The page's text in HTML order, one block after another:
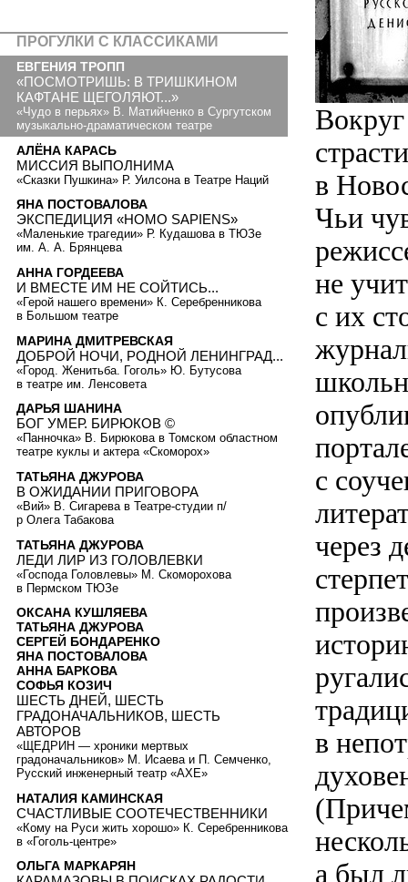
в
Чьи
не
с их
с
через
в
а был
ПРОГУЛКИ С КЛАССИКАМИ
ЕВГЕНИЯ ТРОПП
«ПОСМОТРИШЬ: В ТРИШКИНОМ
КАФТАНЕ ЩЕГОЛЯЮТ...»
«Чудо в перьях» В. Матийченко в Сургутском
музыкально-драматическом театре
АЛЁНА КАРАСЬ
МИССИЯ ВЫПОЛНИМА
«Сказки Пушкина» Р. Уилсона в Театре Наций
ЯНА ПОСТОВАЛОВА
ЭКСПЕДИЦИЯ «HOMO SAPIENS»
«Маленькие трагедии» Р. Кудашова в ТЮЗе
им. А. А. Брянцева
АННА ГОРДЕЕВА
И ВМЕСТЕ ИМ НЕ СОЙТИСЬ...
«Герой нашего времени» К. Серебренникова
в Большом театре
МАРИНА ДМИТРЕВСКАЯ
ДОБРОЙ НОЧИ, РОДНОЙ ЛЕНИНГРАД...
«Город. Женитьба. Гоголь» Ю. Бутусова
в театре им. Ленсовета
ДАРЬЯ ШАНИНА
БОГ УМЕР. БИРЮКОВ ©
«Панночка» В. Бирюкова в Томском областном
театре куклы и актера «Скоморох»
ТАТЬЯНА ДЖУРОВА
В ОЖИДАНИИ ПРИГОВОРА
«Вий» В. Сигарева в Театре-студии п/
р Олега Табакова
ТАТЬЯНА ДЖУРОВА
ЛЕДИ ЛИР ИЗ ГОЛОВЛЕВКИ
«Господа Головлевы» М. Скоморохова
в Пермском ТЮЗе
ОКСАНА КУШЛЯЕВА
ТАТЬЯНА ДЖУРОВА
СЕРГЕЙ БОНДАРЕНКО
ЯНА ПОСТОВАЛОВА
АННА БАРКОВА
СОФЬЯ КОЗИЧ
ШЕСТЬ ДНЕЙ, ШЕСТЬ
ГРАДОНАЧАЛЬНИКОВ, ШЕСТЬ
АВТОРОВ
«ЩЕДРИН — хроники мертвых
градоначальников» М. Исаева и П. Семченко,
Русский инженерный театр «АХЕ»
НАТАЛИЯ КАМИНСКАЯ
СЧАСТЛИВЫЕ СООТЕЧЕСТВЕННИКИ
«Кому на Руси жить хорошо» К. Серебренникова
в «Гоголь-центре»
ОЛЬГА МАРКАРЯН